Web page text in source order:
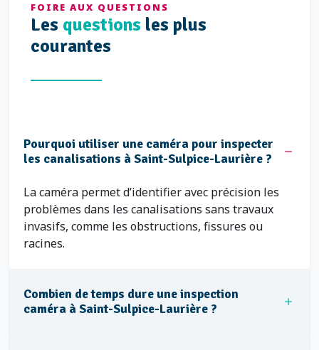
FOIRE AUX QUESTIONS
Les questions les plus
courantes
Pourquoi utiliser une caméra pour inspecter
les canalisations à Saint-Sulpice-Laurière ?
La caméra permet d’identifier avec précision les
problèmes dans les canalisations sans travaux
invasifs, comme les obstructions, fissures ou
racines.
Combien de temps dure une inspection
caméra à Saint-Sulpice-Laurière ?